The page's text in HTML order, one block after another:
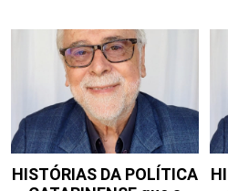
HISTÓRIAS DA POLÍTICA